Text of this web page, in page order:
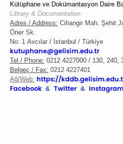
Kütüphane ve Dokümantasyon Daire
Library & Documentation
Adres / Address: Cihangir Mah. Şehit
Öner Sk.
No: 1 Avcılar / İstanbul / Türkiye
kutuphane@gelisim.edu.tr
Tel / Phone: 0212 4227000 / 130, 240,
Belgeç / Fax: 0212 4227401
Ağ/Web: https://kddb.gelisim.
Facebook & Twitter & Instagram